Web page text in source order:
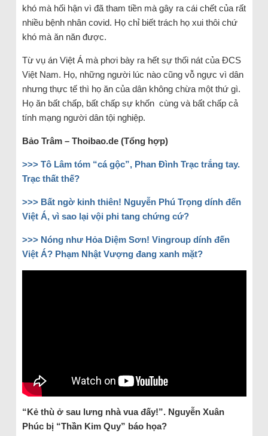
khó mà hối hận vì đã tham tiền mà gây ra cái chết của rất
nhiều bệnh nhân covid. Họ chỉ biết trách họ xui thôi chứ
khó mà ăn năn được.
Từ vụ án Việt Á mà phơi bày ra hết sự thối nát của ĐCS
Việt Nam. Họ, những người lúc nào cũng vỗ ngực vì dân
nhưng thực tế thì họ ăn của dân không chừa một thứ gì.
Họ ăn bất chấp, bất chấp sự khốn cùng và bất chấp cả
tính mạng người dân tội nghiệp.
Bảo Trâm – Thoibao.de (Tổng hợp)
>>> Tô Lâm tóm “cá gộc”, Phan Đình Trạc trắng tay.
Trạc thất thế?
>>> Bất ngờ kinh thiên! Nguyễn Phú Trọng dính đến
Việt Á, vì sao lại vội phi tang chứng cứ?
>>> Nóng như Hỏa Diệm Sơn! Vingroup dính đến
Việt Á? Phạm Nhật Vượng đang xanh mặt?
“Kẻ thù ở sau lưng nhà vua đấy!”. Nguyễn Xuân
Phúc bị “Thần Kim Quy” báo họa?